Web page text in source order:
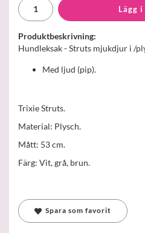
Lägg
Produktbeskrivning:
Hundleksak - Struts mjukdjur i /
Med ljud (pip).
Trixie Struts.
Material: Plysch.
Mått: 53 cm.
Färg: Vit, grå, brun.
Spara som favorit